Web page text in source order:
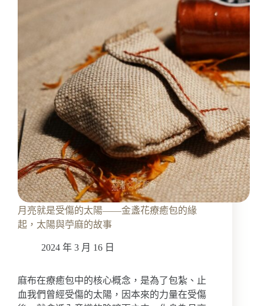
香
草
園
月亮就是受傷的太陽——金盞花療癒包的緣
起，太陽與苧麻的故事
2024 年 3 月 16 日
麻布在療癒包中的核心概念，是為了包紮、止
血我們曾經受傷的太陽，因本來的力量在受傷